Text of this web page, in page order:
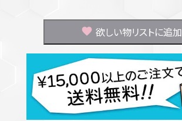
欲しい物リストに追加